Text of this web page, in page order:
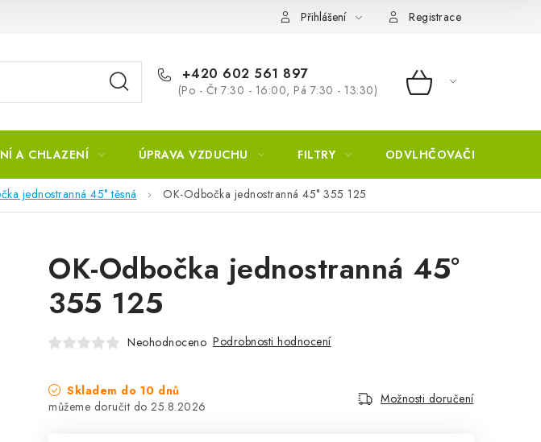
Přihlášení Registrace
+420 602 561 897
(Po - Čt 7:30 - 16:00, Pá 7:30 - 13:30) NÁKUPNÍ
A CHLAZENÍ ÚPRAVA VZDUCHU FILTRY ODVLHČOVAČE
jednostranná 45° těsná OK-Odbočka jednostranná 45° 355 125
OK-Odbočka jednostranná 45°
355 125
Neohodnoceno Podrobnosti hodnocení
Skladem do 10 dnů
25.8.2026
Možnosti doručení